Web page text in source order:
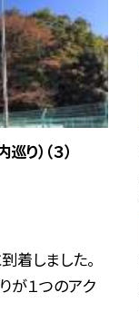
り）（３）
着しました。
が１つのアク